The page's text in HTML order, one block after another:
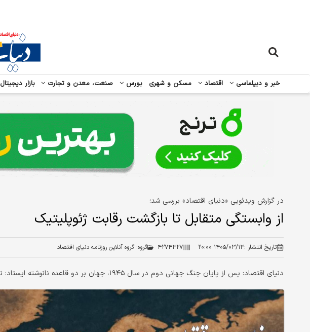
خبر و دیپلماسی اقتصاد مسکن و شهری بورس صنعت، معدن و تجارت بازار دیجیتال
در گزارش ویدئویی «دنیای اقتصاد» بررسی شد؛
از وابستگی متقابل تا بازگشت رقابت ژئوپلیتیک
تاریخ انتشار :۱۴۰۵/۰۳/۱۳ ۲۰:۰۰ ۴۲۷۴۳۲۷ گروه: گروه آنلاین روزنامه دنیای اقتصاد
دنیای اقتصاد: پس از پایان جنگ جهانی دوم در سال ۱۹۴۵، جهان بر دو قاعده‌ نانوشته ایستاد: نه جنگ، نه امپراتوری.